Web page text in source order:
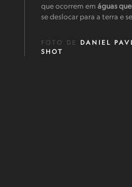
que ocorrem em águas
se deslocar para a terra e
FOTO DE DANIEL
SHOT